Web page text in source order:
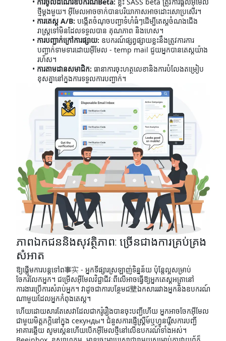
ថ្មីម្តងមួយ។ អ៊ីមែលអាចចាក់បានបរិយាកាសអាចដោះសោប្រសើរ។
ការតេស្ត A/B: បង្កើតចំណុចបញ្ជាទំហំធំៗដើម្បីតេស្តចំណងជើង
រាស្ត្រទៅមិនដែលទទួលបាន គុណភាព និងហេស។
ការបញ្ជាក់ក្រៅការផ្សាយ: ឧបករណ៍ផ្សព្វផ្សាយខ្លះនឹងត្រូវការការ
បញ្ជាក់ទាមទារដោយអ៊ីមែល - temp mail ជួយអ្នកបានតេស្តយ៉ាង
រហ័ស។
ការតាមដានសមាជិក: ធានាការចុះហត្ថលេខានិងការបំលែងតម្រៀប
ខុសគ្នានៅក្នុងការទទួលការបញ្ជាក់។
ភាពឯកជននិងសុវត្ថិភាព: ច្រើនជាងការគ្រប់គ្រង
សំអាត
ឱ្យផ្តើមការបន្តទៅព事实 - អ្នកទីផ្សារស្រឡាញ់ទិន្នន័យ ប៉ុន្តែល្អសម្រាប់
ចែករំលែកអ្នក។ ជម្រើសអ៊ីមែលវិជ្ជាជីវៈពីលើអាចធ្វើឱ្យអ្នកតេស្តអត្រានៅ
ការងារប្រើការសំរាប់អ្នក។ វាដូចជាការបន្ថែមជ壁ឯកសារ​រវាងអ្នកនិងឧបករណ៍
ណាមួយដែលអ្នកកំពុងតេស្ត។
ហើយដោយសារតែសេវាដែលជាករ៉ូរឿងបានចុះបញ្ជីហើយ អ្នកអាចចែកអ៊ីមែល
ជាមួយមិត្តភក្តិនៅក្នុង секунды។ ជំនួសការផ្ញើស្គ្រីម៍ឬហ្វូនរ្តើសការបញ្ជី
អាគារឆ្លើយ សូមស្កេនហើយបើកអ៊ីមែលថ្មីនៅលើឧបករណ៍ទាំងអស់។